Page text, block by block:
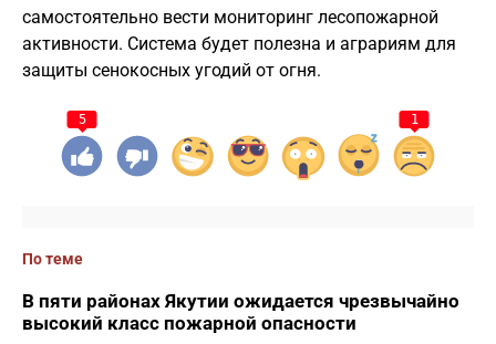
самостоятельно вести мониторинг лесопожарной
активности. Система будет полезна и аграриям для
защиты сенокосных угодий от огня.
5 1
По теме
В пяти районах Якутии ожидается чрезвычайно
высокий класс пожарной опасности